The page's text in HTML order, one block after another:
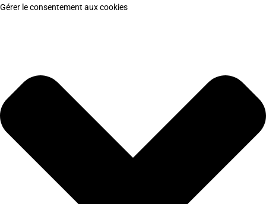
Gérer le consentement aux cookies